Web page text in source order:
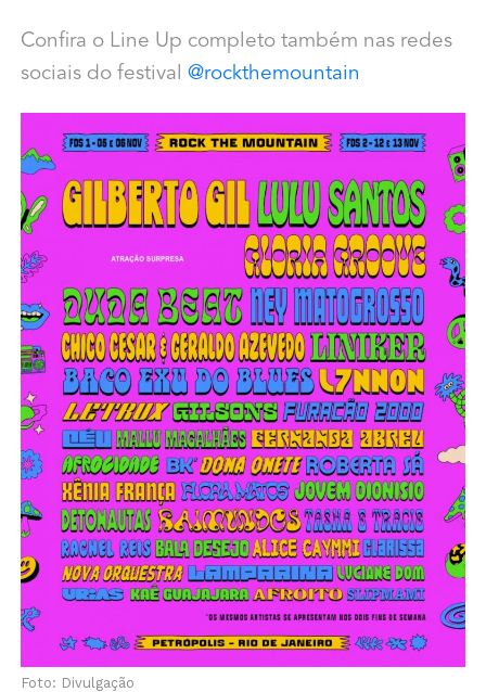
Confira o Line Up completo também nas redes
sociais do festival @rockthemountain
Foto: Divulgação